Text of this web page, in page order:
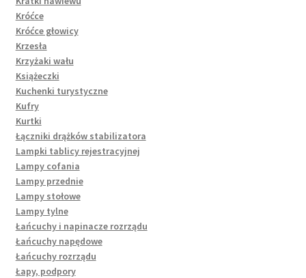
Króćce
Króćce głowicy
Krzesła
Krzyżaki wału
Książeczki
Kuchenki turystyczne
Kufry
Kurtki
Łączniki drążków stabilizatora
Lampki tablicy rejestracyjnej
Lampy cofania
Lampy przednie
Lampy stołowe
Lampy tylne
Łańcuchy i napinacze rozrządu
Łańcuchy napędowe
Łańcuchy rozrządu
Łapy, podpory